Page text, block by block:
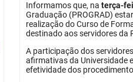
Informamos que, na terça-
Graduação (PROGRAD)
realização do Curso de
destinado aos servidores da
A participação dos
afirmativas da Universidade
efetividade dos